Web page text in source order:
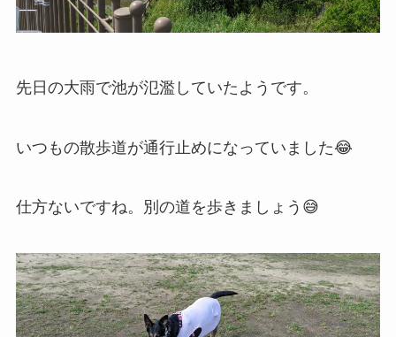
先日の大雨で池が氾濫していたようです。
いつもの散歩道が通行止めになっていました😂
仕方ないですね。別の道を歩きましょう😅